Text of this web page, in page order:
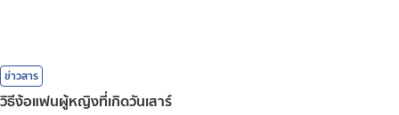
ข่าวสาร
วิธีง้อแฟนผู้หญิงที่เกิดวันเสาร์